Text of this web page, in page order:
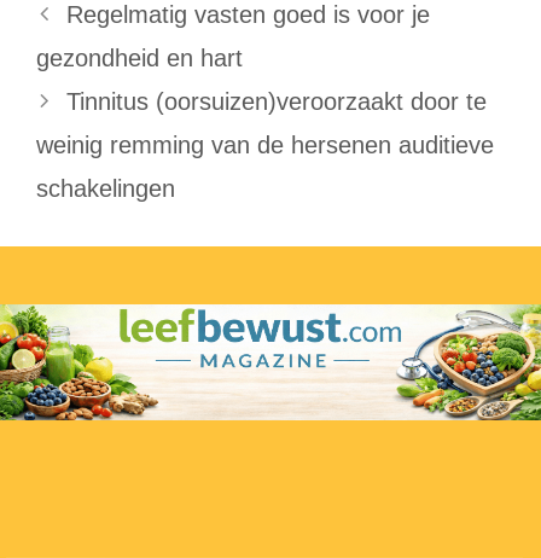
Regelmatig vasten goed is voor je
gezondheid en hart
Tinnitus (oorsuizen)veroorzaakt door te
weinig remming van de hersenen auditieve
schakelingen